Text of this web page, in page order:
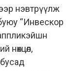
нэвтрүүлж
“Инвескор
нөхцөл,